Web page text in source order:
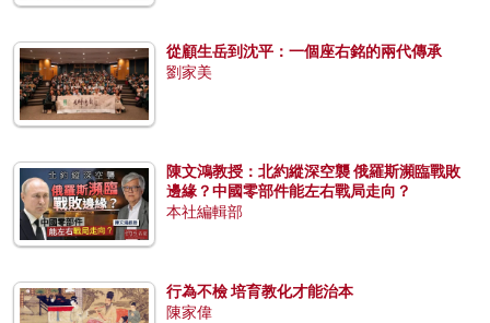
從顧生岳到沈平：一個座右銘的兩代傳承
劉家美
陳文鴻教授：北約縱深空襲 俄羅斯瀕臨戰敗
邊緣？中國零部件能左右戰局走向？
本社編輯部
行為不檢 培育教化才能治本
陳家偉